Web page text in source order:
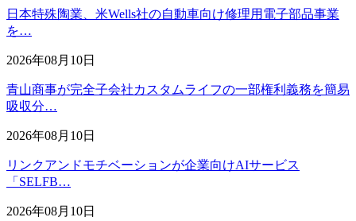
日本特殊陶業、米Wells社の自動車向け修理用電子部品事業
を…
2026年08月10日
青山商事が完全子会社カスタムライフの一部権利義務を簡易
吸収分…
2026年08月10日
リンクアンドモチベーションが企業向けAIサービス
「SELFB…
2026年08月10日